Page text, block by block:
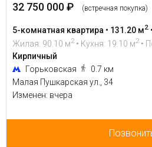
32 750 000 ₽ (встречная покупка)
5-комнатная квартира • 131.20 м2 •
Жилая: 90.10 м2 • Кухня: 19.10 м2 •
Кирпичный
Горьковская
0.7 км
Малая Пушкарская ул., 34
Изменен: вчера